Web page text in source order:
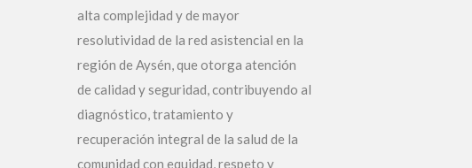
alta complejidad y de mayor
resolutividad de la red asistencial en la
región de Aysén, que otorga atención
de calidad y seguridad, contribuyendo al
diagnóstico, tratamiento y
recuperación integral de la salud de la
comunidad con equidad, respeto y